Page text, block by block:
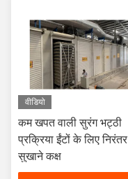
वीडियो
कम खपत वाली सुरंग भट्ठी
प्रक्रिया ईंटों के लिए निरंतर
सुखाने कक्ष